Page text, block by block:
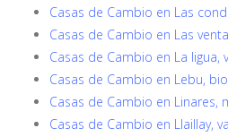
Casas de Cambio en Las
Casas de Cambio en Las
Casas de Cambio en La ligua,
Casas de Cambio en Lebu,
Casas de Cambio en Linares,
Casas de Cambio en Llaillay,